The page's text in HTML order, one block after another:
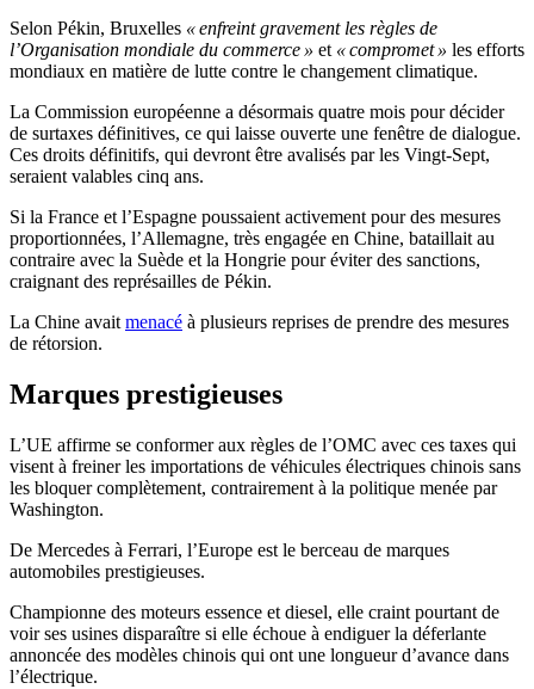
Selon Pékin, Bruxelles « enfreint gravement les règles de
l’Organisation mondiale du commerce » et « compromet » les efforts
mondiaux en matière de lutte contre le changement climatique.
La Commission européenne a désormais quatre mois pour décider
de surtaxes définitives, ce qui laisse ouverte une fenêtre de dialogue.
Ces droits définitifs, qui devront être avalisés par les Vingt-Sept,
seraient valables cinq ans.
Si la France et l’Espagne poussaient activement pour des mesures
proportionnées, l’Allemagne, très engagée en Chine, bataillait au
contraire avec la Suède et la Hongrie pour éviter des sanctions,
craignant des représailles de Pékin.
La Chine avait menacé à plusieurs reprises de prendre des mesures
de rétorsion.
Marques prestigieuses
L’UE affirme se conformer aux règles de l’OMC avec ces taxes qui
visent à freiner les importations de véhicules électriques chinois sans
les bloquer complètement, contrairement à la politique menée par
Washington.
De Mercedes à Ferrari, l’Europe est le berceau de marques
automobiles prestigieuses.
Championne des moteurs essence et diesel, elle craint pourtant de
voir ses usines disparaître si elle échoue à endiguer la déferlante
annoncée des modèles chinois qui ont une longueur d’avance dans
l’électrique.